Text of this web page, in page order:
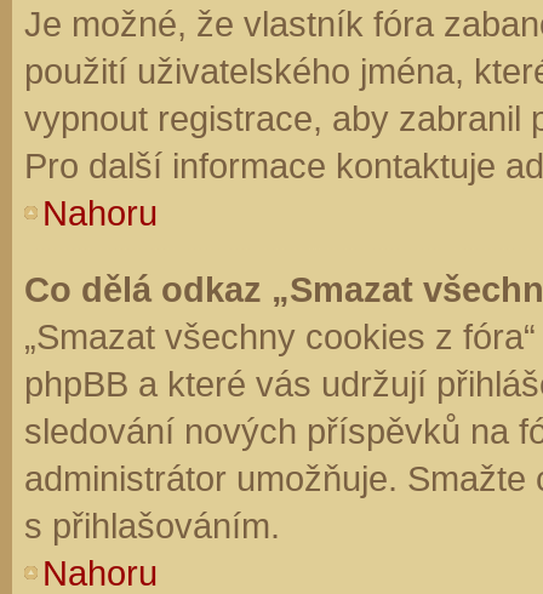
Je možné, že vlastník fóra
použití uživatelského jména,
vypnout registrace, aby zabranil
Pro další informace kontaktuje
Nahoru
Co dělá odkaz „Smazat
„Smazat všechny cookies z
phpBB a které vás udržují
sledování nových příspěvků na
administrátor umožňuje.
s přihlašováním.
Nahoru